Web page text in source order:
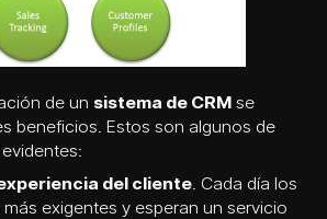
de un sistema de CRM se
beneficios. Estos son algunos de
del cliente . Cada día los
exigentes y esperan un servicio